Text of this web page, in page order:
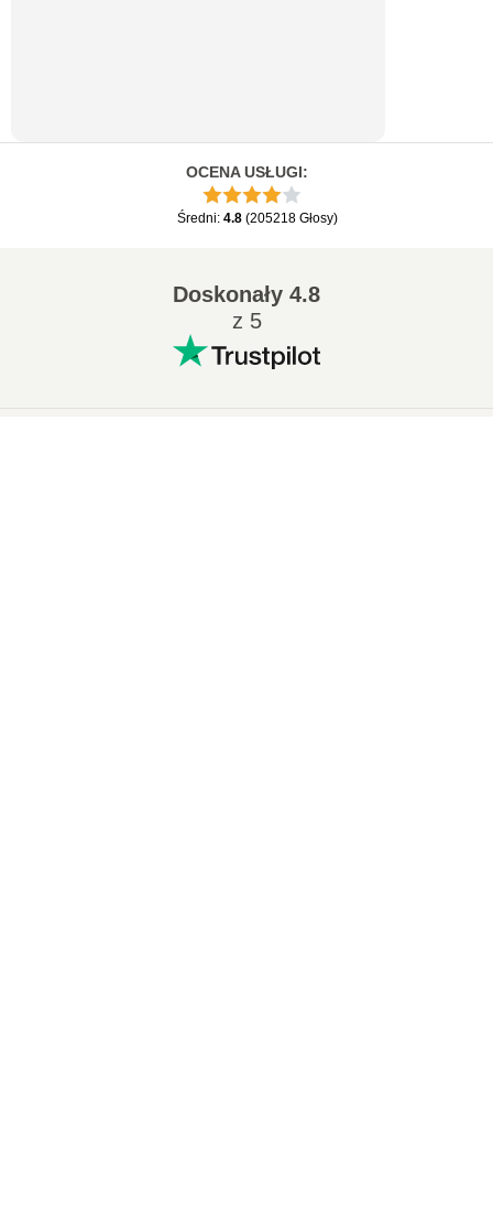
OCENA USŁUGI:
Średni: 4.8 (205218 Głosy)
Doskonały 4.8
z 5